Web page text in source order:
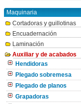
Maquinaria
Cortadoras y guillotinas
Encuadernación
Laminación
Auxiliar y de acabados
Hendidoras
Plegado sobremesa
Plegado de planos
Grapadoras